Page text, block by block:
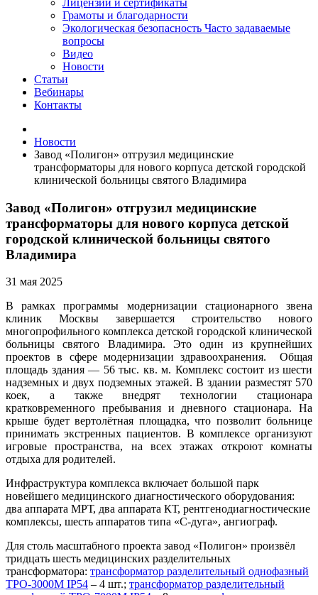
Лицензии и сертификаты
Грамоты и благодарности
Экологическая безопасность Часто задаваемые
вопросы
Видео
Новости
Статьи
Вебинары
Контакты
Новости
Завод «Полигон» отгрузил медицинские
трансформаторы для нового корпуса детской городской
клинической больницы святого Владимира
Завод «Полигон» отгрузил медицинские
трансформаторы для нового корпуса детской
городской клинической больницы святого
Владимира
31 мая 2025
В рамках программы модернизации стационарного звена
клиник Москвы завершается строительство нового
многопрофильного комплекса детской городской клинической
больницы святого Владимира. Это один из крупнейших
проектов в сфере модернизации здравоохранения. Общая
площадь здания — 56 тыс. кв. м. Комплекс состоит из шести
надземных и двух подземных этажей. В здании разместят 570
коек, а также внедрят технологии стационара
кратковременного пребывания и дневного стационара. На
крыше будет вертолётная площадка, что позволит больнице
принимать экстренных пациентов. В комплексе организуют
игровые пространства, на всех этажах откроют комнаты
отдыха для родителей.
Инфраструктура комплекса включает большой парк
новейшего медицинского диагностического оборудования:
два аппарата МРТ, два аппарата КТ, рентгенодиагностические
комплексы, шесть аппаратов типа «С-дуга», ангиограф.
Для столь масштабного проекта завод «Полигон» произвёл
тридцать шесть медицинских разделительных
трансформатора: трансформатор разделительный однофазный
ТРО-3000М IP54 – 4 шт.; трансформатор разделительный